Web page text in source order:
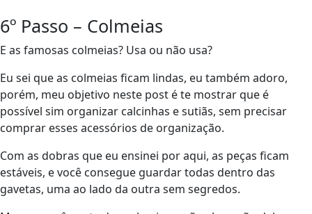
6º Passo – Colmeias
E as famosas colmeias? Usa ou não usa?
Eu sei que as colmeias ficam lindas, eu também adoro,
porém, meu objetivo neste post é te mostrar que é
possível sim organizar calcinhas e sutiãs, sem precisar
comprar esses acessórios de organização.
Com as dobras que eu ensinei por aqui, as peças ficam
estáveis, e você consegue guardar todas dentro das
gavetas, uma ao lado da outra sem segredos.